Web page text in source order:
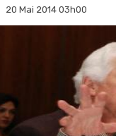
20 Mai 2014 03h00